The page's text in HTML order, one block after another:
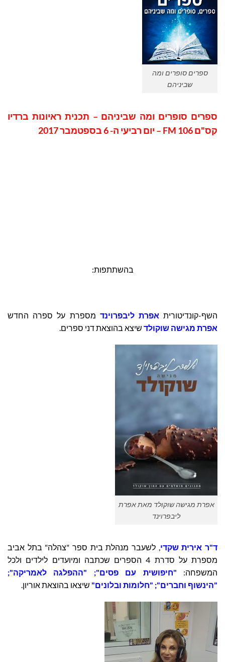
ספרים סופרים ומה
שביניהם
ספרים סופרים ומה שביניהם – תכנית ראיונות ברדיו
קס"ם 106 FM – יום רביעי ה- 6 בספטמבר 2017
בהשתתפות:
השף-קונדיטורית אפרת ליבפרוינד מספרת על ספרה החדש
אפרת מגישה שוקולד שיצא בהוצאת דני ספרים.
אפרת מגישה שוקולד מאת אפרת
ליבפרוינד
ד"ר אירית שקדי , לשעבר מנהלת בית ספר "צהלה" בתל אביב
מספרת על סדרת 4 הספרים שכתבה ומיועדים לילדים ולכל
המשפחה: "חיפושית עם פסים"; "ההפלגה לאמריקה";
"הינשוף וחברים"; "חלומות ובלונים" שיצאו בהוצאת אוריון